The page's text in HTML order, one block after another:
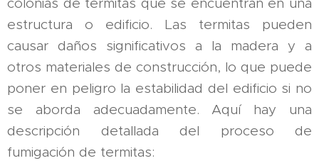
colonias de termitas que se encuentran en una
estructura o edificio. Las termitas pueden
causar daños significativos a la madera y a
otros materiales de construcción, lo que puede
poner en peligro la estabilidad del edificio si no
se aborda adecuadamente. Aquí hay una
descripción detallada del proceso de
fumigación de termitas: